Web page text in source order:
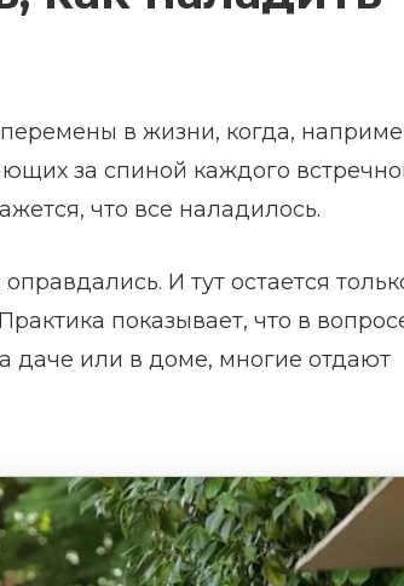
в жизни, когда,
за спиной каждого
что все наладилось.
И тут остается
показывает, что в
даче или в доме, многие отдают